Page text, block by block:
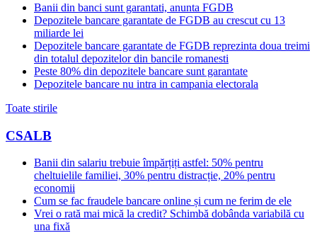
Banii din banci sunt garantati, anunta FGDB
Depozitele bancare garantate de FGDB au crescut cu 13
miliarde lei
Depozitele bancare garantate de FGDB reprezinta doua treimi
din totalul depozitelor din bancile romanesti
Peste 80% din depozitele bancare sunt garantate
Depozitele bancare nu intra in campania electorala
Toate stirile
CSALB
Banii din salariu trebuie împărțiți astfel: 50% pentru
cheltuielile familiei, 30% pentru distracție, 20% pentru
economii
Cum se fac fraudele bancare online și cum ne ferim de ele
Vrei o rată mai mică la credit? Schimbă dobânda variabilă cu
una fixă